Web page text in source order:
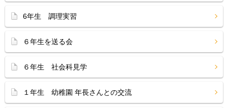
6年生 調理実習
６年生を送る会
６年生 社会科見学
１年生 幼稚園 年長さんとの交流